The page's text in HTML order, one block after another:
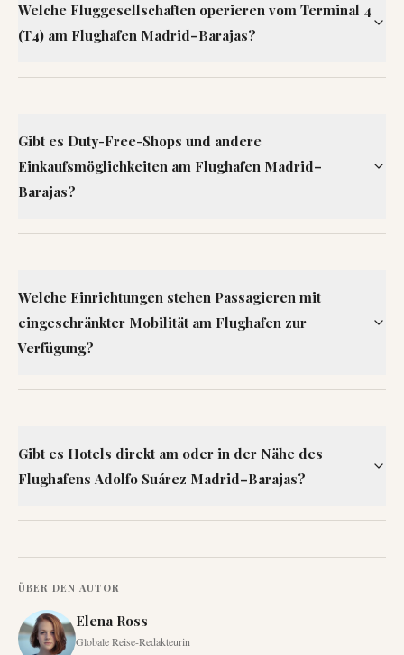
Welche Fluggesellschaften operieren vom Terminal 4
(T4) am Flughafen Madrid–Barajas?
Gibt es Duty-Free-Shops und andere
Einkaufsmöglichkeiten am Flughafen Madrid–
Barajas?
Welche Einrichtungen stehen Passagieren mit
eingeschränkter Mobilität am Flughafen zur
Verfügung?
Gibt es Hotels direkt am oder in der Nähe des
Flughafens Adolfo Suárez Madrid–Barajas?
ÜBER DEN AUTOR
Elena Ross
Globale Reise-Redakteurin